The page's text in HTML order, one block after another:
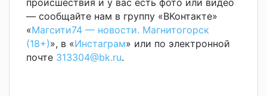
— сообщайте нам в группу «ВКонтакте»
«Магсити74 — новости. Магнитогорск
(18+)», в «Инстаграм» или по электронной
почте 313304@bk.ru.